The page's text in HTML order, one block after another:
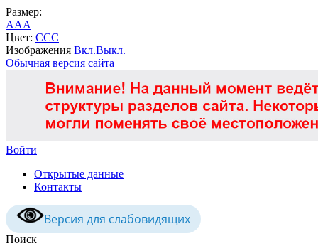
Размер:
AAA
Цвет: CCC
Изображения Вкл.Выкл.
Обычная версия сайта
Войти
Открытые данные
Контакты
Версия для слабовидящих
Поиск